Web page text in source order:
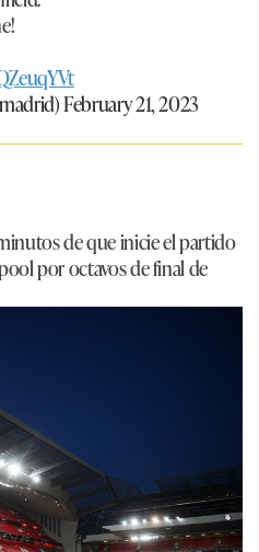
February 21, 2023
de que inicie el partido
por octavos de final de